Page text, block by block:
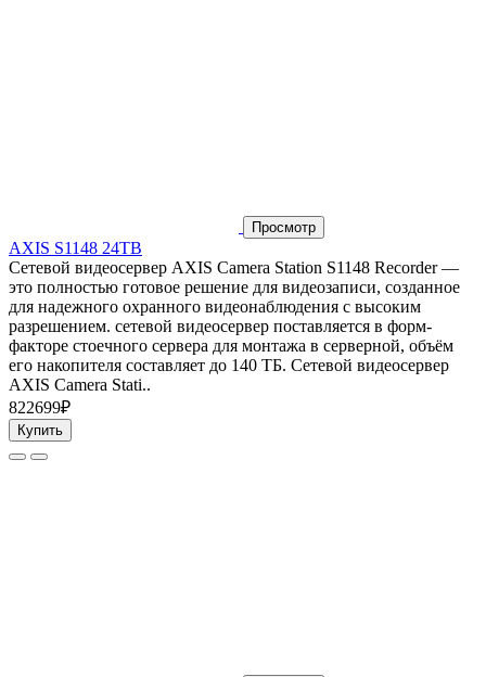
Просмотр
AXIS S1148 24TB
Сетевой видеосервер AXIS Camera Station S1148 Recorder —
это полностью готовое решение для видеозаписи, созданное
для надежного охранного видеонаблюдения с высоким
разрешением. сетевой видеосервер поставляется в форм-
факторе стоечного сервера для монтажа в серверной, объём
его накопителя составляет до 140 ТБ. Сетевой видеосервер
AXIS Camera Stati..
822699₽
Купить